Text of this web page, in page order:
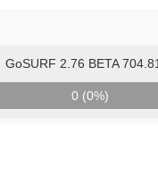
GoSURF 2.76 BETA
0 (0%)